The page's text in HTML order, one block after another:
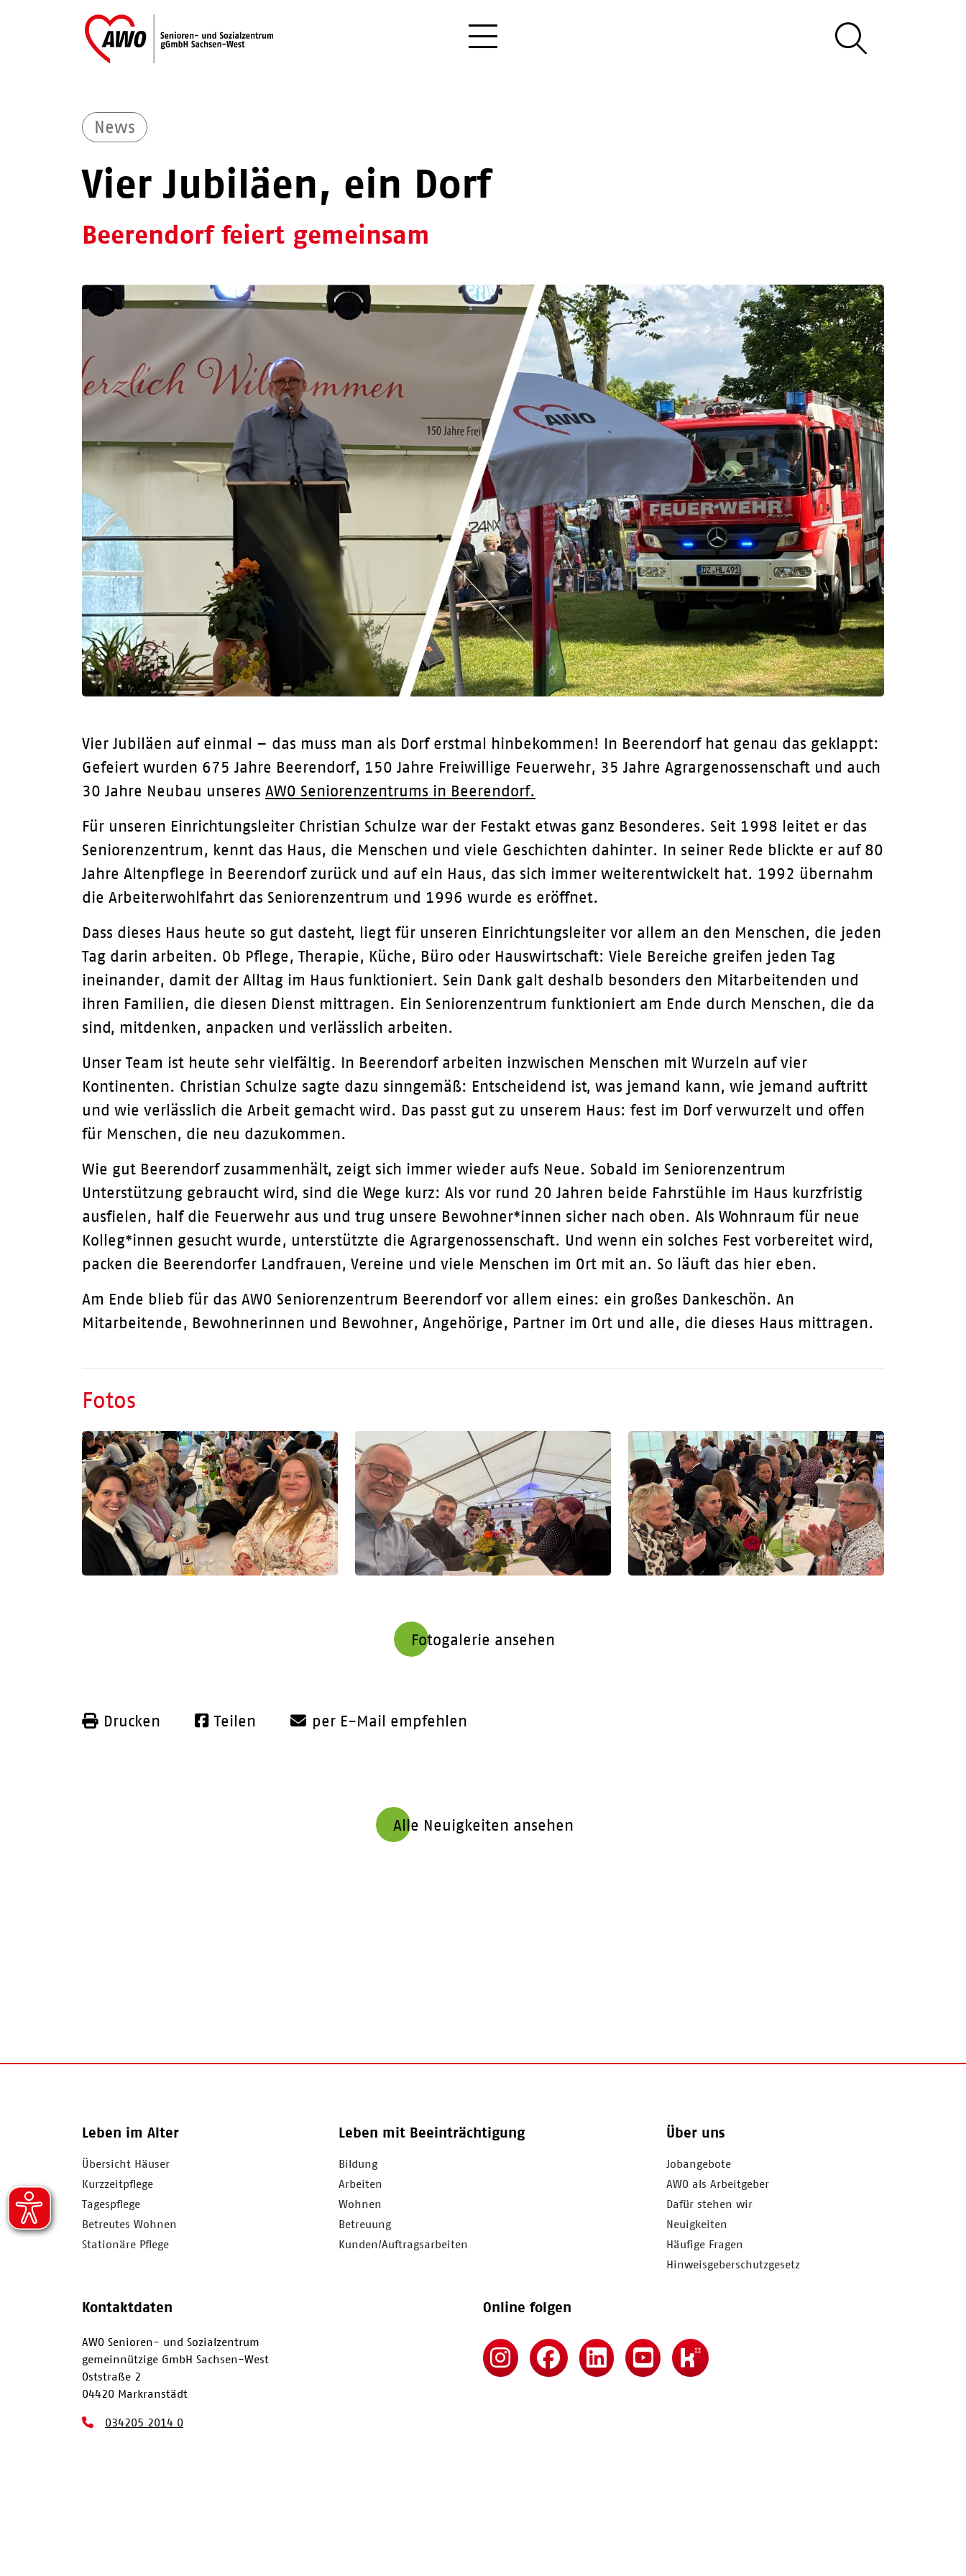
News
Vier Jubiläen, ein Dorf
Beerendorf feiert gemeinsam
Vier Jubiläen auf einmal – das muss man als Dorf erstmal hinbekommen! In Beerendorf hat genau das geklappt:
Gefeiert wurden 675 Jahre Beerendorf, 150 Jahre Freiwillige Feuerwehr, 35 Jahre Agrargenossenschaft und auch
30 Jahre Neubau unseres AWO Seniorenzentrums in Beerendorf.
Für unseren Einrichtungsleiter Christian Schulze war der Festakt etwas ganz Besonderes. Seit 1998 leitet er das
Seniorenzentrum, kennt das Haus, die Menschen und viele Geschichten dahinter. In seiner Rede blickte er auf 80
Jahre Altenpflege in Beerendorf zurück und auf ein Haus, das sich immer weiterentwickelt hat. 1992 übernahm
die Arbeiterwohlfahrt das Seniorenzentrum und 1996 wurde es eröffnet.
Dass dieses Haus heute so gut dasteht, liegt für unseren Einrichtungsleiter vor allem an den Menschen, die jeden
Tag darin arbeiten. Ob Pflege, Therapie, Küche, Büro oder Hauswirtschaft: Viele Bereiche greifen jeden Tag
ineinander, damit der Alltag im Haus funktioniert. Sein Dank galt deshalb besonders den Mitarbeitenden und
ihren Familien, die diesen Dienst mittragen. Ein Seniorenzentrum funktioniert am Ende durch Menschen, die da
sind, mitdenken, anpacken und verlässlich arbeiten.
Unser Team ist heute sehr vielfältig. In Beerendorf arbeiten inzwischen Menschen mit Wurzeln auf vier
Kontinenten. Christian Schulze sagte dazu sinngemäß: Entscheidend ist, was jemand kann, wie jemand auftritt
und wie verlässlich die Arbeit gemacht wird. Das passt gut zu unserem Haus: fest im Dorf verwurzelt und offen
für Menschen, die neu dazukommen.
Wie gut Beerendorf zusammenhält, zeigt sich immer wieder aufs Neue. Sobald im Seniorenzentrum
Unterstützung gebraucht wird, sind die Wege kurz: Als vor rund 20 Jahren beide Fahrstühle im Haus kurzfristig
ausfielen, half die Feuerwehr aus und trug unsere Bewohner*innen sicher nach oben. Als Wohnraum für neue
Kolleg*innen gesucht wurde, unterstützte die Agrargenossenschaft. Und wenn ein solches Fest vorbereitet wird,
packen die Beerendorfer Landfrauen, Vereine und viele Menschen im Ort mit an. So läuft das hier eben.
Am Ende blieb für das AWO Seniorenzentrum Beerendorf vor allem eines: ein großes Dankeschön. An
Mitarbeitende, Bewohnerinnen und Bewohner, Angehörige, Partner im Ort und alle, die dieses Haus mittragen.
Fotos
Fotogalerie ansehen
Drucken Teilen per E-Mail empfehlen
Alle Neuigkeiten ansehen
Leben im Alter
Übersicht Häuser
Kurzzeitpflege
Tagespflege
Betreutes Wohnen
Stationäre Pflege
Leben mit Beeinträchtigung
Bildung
Arbeiten
Wohnen
Betreuung
Kunden/Auftragsarbeiten
Über uns
Jobangebote
AWO als Arbeitgeber
Dafür stehen wir
Neuigkeiten
Häufige Fragen
Hinweisgeberschutzgesetz
Kontaktdaten
AWO Senioren- und Sozialzentrum
gemeinnützige GmbH Sachsen-West
Oststraße 2
04420 Markranstädt
034205 2014 0
Online folgen